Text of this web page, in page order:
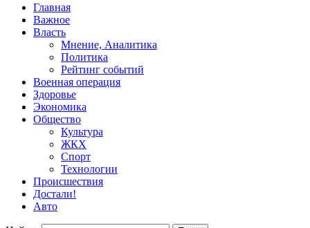
Главная
Важное
Власть
Мнение, Аналитика
Политика
Рейтинг событий
Военная операция
Здоровье
Экономика
Общество
Культура
ЖКХ
Спорт
Технологии
Происшествия
Достали!
Авто